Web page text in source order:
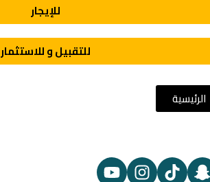
للإيجار
للتقبيل و للاستثمار
الرئيسية